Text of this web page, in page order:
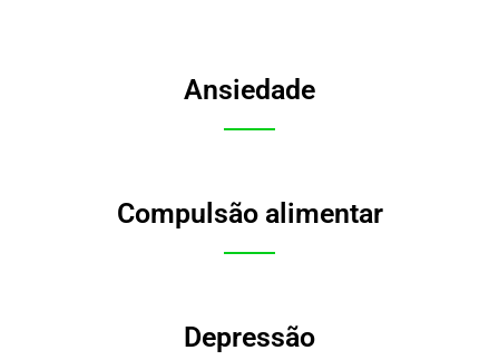
Ansiedade
Compulsão alimentar
Depressão